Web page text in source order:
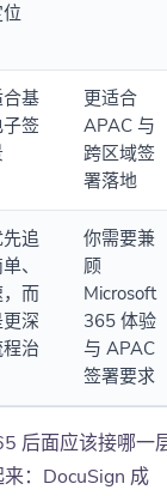
基
签
更适合
APAC 与
跨区域签
署落地
追
、
而
深
治
你需要兼
顾
Microsoft
365 体验
与 APAC
签署要求
后面应该接哪一
：DocuSign 成